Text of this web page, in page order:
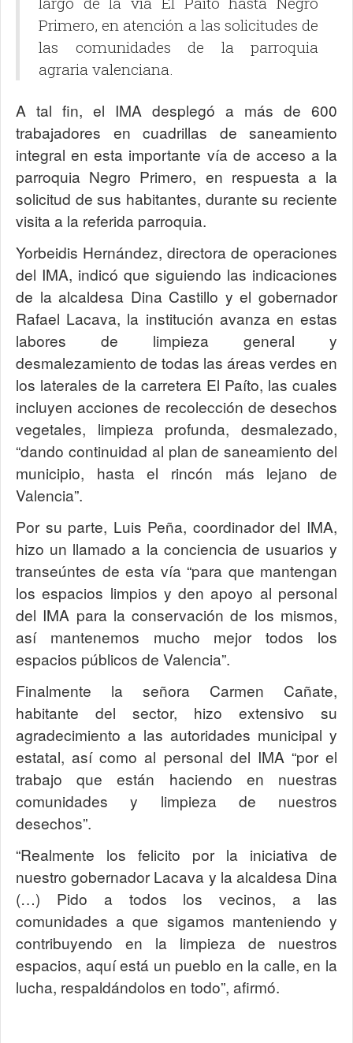
Primero, en atención a las solicitudes de
las comunidades de la parroquia
agraria valenciana.
A tal fin, el IMA desplegó a más de 600
trabajadores en cuadrillas de saneamiento
integral en esta importante vía de acceso a la
parroquia Negro Primero, en respuesta a la
solicitud de sus habitantes, durante su reciente
visita a la referida parroquia.
Yorbeidis Hernández, directora de operaciones
del IMA, indicó que siguiendo las indicaciones
de la alcaldesa Dina Castillo y el gobernador
Rafael Lacava, la institución avanza en estas
labores de limpieza general y
desmalezamiento de todas las áreas verdes en
los laterales de la carretera El Paíto, las cuales
incluyen acciones de recolección de desechos
vegetales, limpieza profunda, desmalezado,
“dando continuidad al plan de saneamiento del
municipio, hasta el rincón más lejano de
Valencia”.
Por su parte, Luis Peña, coordinador del IMA,
hizo un llamado a la conciencia de usuarios y
transeúntes de esta vía “para que mantengan
los espacios limpios y den apoyo al personal
del IMA para la conservación de los mismos,
así mantenemos mucho mejor todos los
espacios públicos de Valencia”.
Finalmente la señora Carmen Cañate,
habitante del sector, hizo extensivo su
agradecimiento a las autoridades municipal y
estatal, así como al personal del IMA “por el
trabajo que están haciendo en nuestras
comunidades y limpieza de nuestros
desechos”.
“Realmente los felicito por la iniciativa de
nuestro gobernador Lacava y la alcaldesa Dina
(…) Pido a todos los vecinos, a las
comunidades a que sigamos manteniendo y
contribuyendo en la limpieza de nuestros
espacios, aquí está un pueblo en la calle, en la
lucha, respaldándolos en todo”, afirmó.